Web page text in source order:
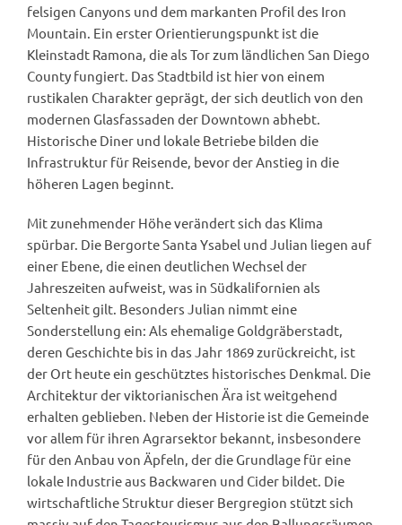
felsigen Canyons und dem markanten Profil des Iron
Mountain. Ein erster Orientierungspunkt ist die
Kleinstadt Ramona, die als Tor zum ländlichen San Diego
County fungiert. Das Stadtbild ist hier von einem
rustikalen Charakter geprägt, der sich deutlich von den
modernen Glasfassaden der Downtown abhebt.
Historische Diner und lokale Betriebe bilden die
Infrastruktur für Reisende, bevor der Anstieg in die
höheren Lagen beginnt.
Mit zunehmender Höhe verändert sich das Klima
spürbar. Die Bergorte Santa Ysabel und Julian liegen auf
einer Ebene, die einen deutlichen Wechsel der
Jahreszeiten aufweist, was in Südkalifornien als
Seltenheit gilt. Besonders Julian nimmt eine
Sonderstellung ein: Als ehemalige Goldgräberstadt,
deren Geschichte bis in das Jahr 1869 zurückreicht, ist
der Ort heute ein geschütztes historisches Denkmal. Die
Architektur der viktorianischen Ära ist weitgehend
erhalten geblieben. Neben der Historie ist die Gemeinde
vor allem für ihren Agrarsektor bekannt, insbesondere
für den Anbau von Äpfeln, der die Grundlage für eine
lokale Industrie aus Backwaren und Cider bildet. Die
wirtschaftliche Struktur dieser Bergregion stützt sich